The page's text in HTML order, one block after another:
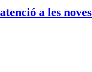
a les noves